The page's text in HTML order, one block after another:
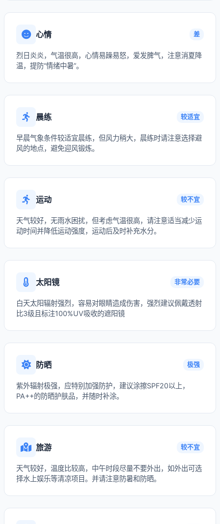
心情 差
烈日炎炎，气温很高，心情易躁易怒，爱发脾气，注意消夏降
温，提防“情绪中暑”。
晨练 较适宜
早晨气象条件较适宜晨练，但风力稍大，晨练时请注意选择避
风的地点，避免迎风锻炼。
运动 较不宜
天气较好，无雨水困扰，但考虑气温很高，请注意适当减少运
动时间并降低运动强度，运动后及时补充水分。
太阳镜 非常必要
白天太阳辐射强烈，容易对眼睛造成伤害，强烈建议佩戴透射
比3级且标注100%UV吸收的遮阳镜
防晒 极强
紫外辐射极强，应特别加强防护，建议涂擦SPF20以上，
PA++的防晒护肤品，并随时补涂。
旅游 较不宜
天气较好，温度比较高，中午时段尽量不要外出，如外出可选
择水上娱乐等清凉项目。并请注意防暑和防晒。